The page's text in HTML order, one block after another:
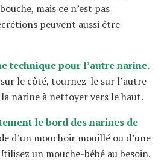
mais ce n’est pas
peuvent aussi être
technique pour l’autre narine.
le côté, tournez-le sur l’autre
narine à nettoyer vers le haut.
le bord des narines de
d’un mouchoir mouillé ou d’une
un mouche-bébé au besoin.